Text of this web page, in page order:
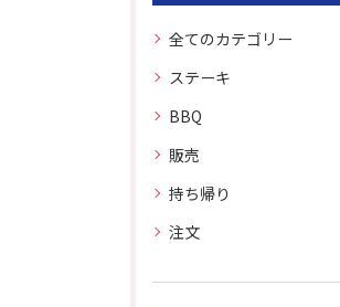
全てのカテゴリー
ステーキ
BBQ
販売
持ち帰り
注文